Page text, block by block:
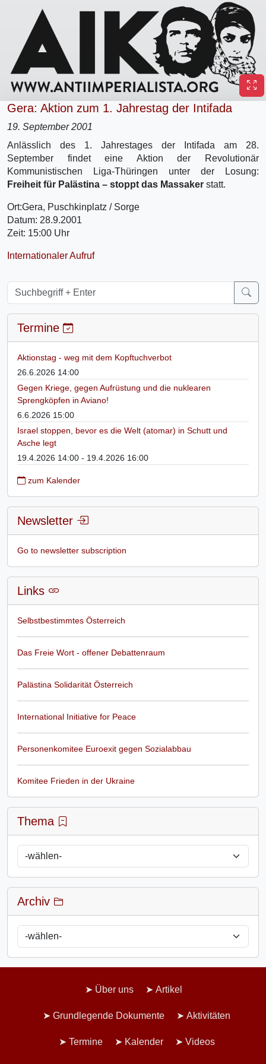
Gera: Aktion zum 1. Jahrestag der Intifada
19. September 2001
Anlässlich des 1. Jahrestages der Intifada am 28.
September findet eine Aktion der Revolutionär
Kommunistischen Liga-Thüringen unter der Losung:
Freiheit für Palästina – stoppt das Massaker statt.
Ort:Gera, Puschkinplatz / Sorge
Datum: 28.9.2001
Zeit: 15:00 Uhr
Internationaler Aufruf
Termine
Aktionstag - weg mit dem Kopftuchverbot
26.6.2026 14:00
Gegen Kriege, gegen Aufrüstung und die nuklearen
Sprengköpfen in Aviano!
6.6.2026 15:00
Israel stoppen, bevor es die Welt (atomar) in Schutt und
Asche legt
19.4.2026 14:00 - 19.4.2026 16:00
zum Kalender
Newsletter
Go to newsletter subscription
Links
Selbstbestimmtes Österreich
Das Freie Wort - offener Debattenraum
Palästina Solidarität Österreich
International Initiative for Peace
Personenkomitee Euroexit gegen Sozialabbau
Komitee Frieden in der Ukraine
Thema
Archiv
Über uns Artikel
Grundlegende Dokumente Aktivitäten
Termine Kalender Videos